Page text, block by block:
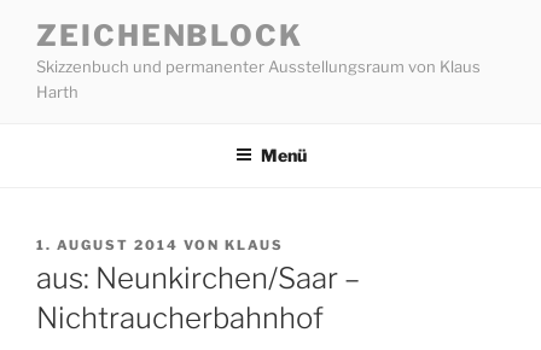
Inhalt
springen
ZEICHENBLOCK
Skizzenbuch und permanenter Ausstellungsraum von Klaus
Harth
Menü
VERÖFFENTLICHT
1. AUGUST 2014 VON KLAUS
aus: Neunkirchen/Saar –
Nichtraucherbahnhof